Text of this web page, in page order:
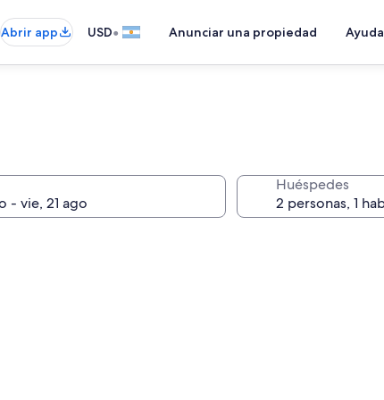
Abrir app USD• Anunciar una propiedad Ayuda
Huéspedes